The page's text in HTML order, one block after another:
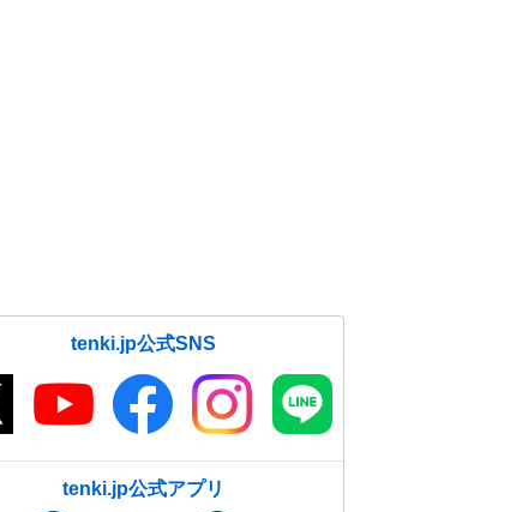
tenki.jp公式SNS
tenki.jp公式アプリ